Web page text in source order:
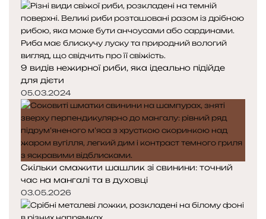
9 видів нежирної риби, яка ідеально підійде
для дієти
05.03.2024
Скільки смажити шашлик зі свинини: точний
час на мангалі та в духовці
03.05.2026